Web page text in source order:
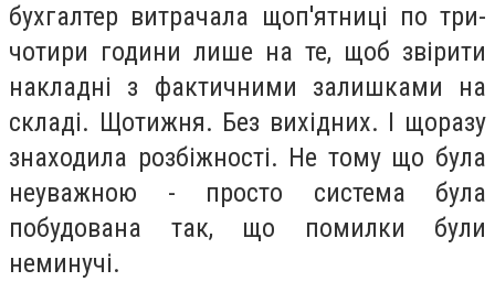
бухгалтер витрачала щоп'ятниці по три-
чотири години лише на те, щоб звірити
накладні з фактичними залишками на
складі. Щотижня. Без вихідних. І щоразу
знаходила розбіжності. Не тому що була
неуважною - просто система була
побудована так, що помилки були
неминучі.